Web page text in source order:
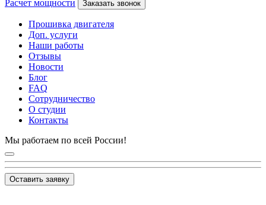
Расчет мощности Заказать звонок
Прошивка двигателя
Доп. услуги
Наши работы
Отзывы
Новости
Блог
FAQ
Сотрудничество
О студии
Контакты
Мы работаем по всей России!
Оставить заявку